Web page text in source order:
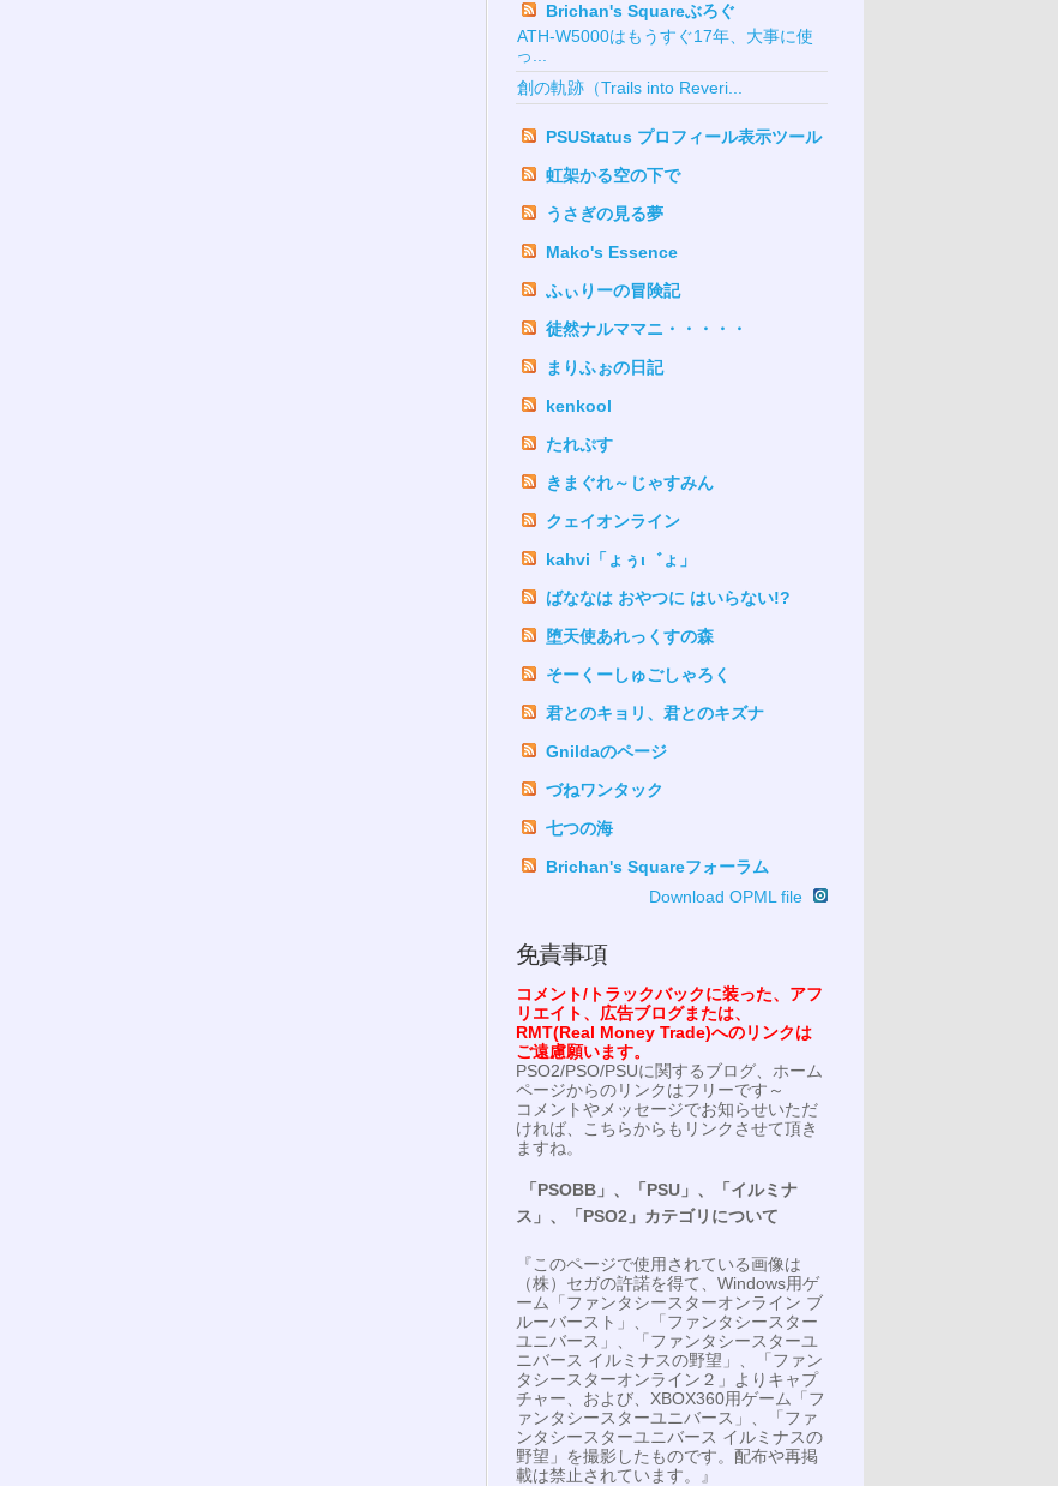
Brichan's Squareぶろぐ
ATH-W5000はもうすぐ17年、大事に使
っ...
創の軌跡（Trails into Reveri...
PSUStatus プロフィール表示ツール
虹架かる空の下で
うさぎの見る夢
Mako's Essence
ふぃりーの冒険記
徒然ナルママニ・・・・・
まりふぉの日記
kenkool
たれぷす
きまぐれ～じゃすみん
クェイオンライン
kahvi「ょぅι゛ょ」
ばななは おやつに はいらない!?
堕天使あれっくすの森
そーくーしゅごしゃろく
君とのキョリ、君とのキズナ
Gnildaのページ
づねワンタック
七つの海
Brichan's Squareフォーラム
Download OPML file
免責事項
コメント/トラックバックに装った、アフ
リエイト、広告ブログまたは、
RMT(Real Money Trade)へのリンクは
ご遠慮願います。
PSO2/PSO/PSUに関するブログ、ホーム
ページからのリンクはフリーです～
コメントやメッセージでお知らせいただ
ければ、こちらからもリンクさせて頂き
ますね。
「PSOBB」、「PSU」、「イルミナ
ス」、「PSO2」カテゴリについて
『このページで使用されている画像は
（株）セガの許諾を得て、Windows用ゲ
ーム「ファンタシースターオンライン ブ
ルーバースト」、「ファンタシースター
ユニバース」、「ファンタシースターユ
ニバース イルミナスの野望」、「ファン
タシースターオンライン２」よりキャプ
チャー、および、XBOX360用ゲーム「フ
ァンタシースターユニバース」、「ファ
ンタシースターユニバース イルミナスの
野望」を撮影したものです。配布や再掲
載は禁止されています。』